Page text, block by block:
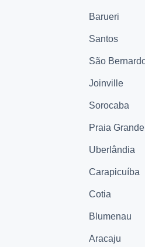
Barueri
Santos
São
Joinville
Sorocaba
Praia Grande
Uberlândia
Carapicuíba
Cotia
Blumenau
Aracaju